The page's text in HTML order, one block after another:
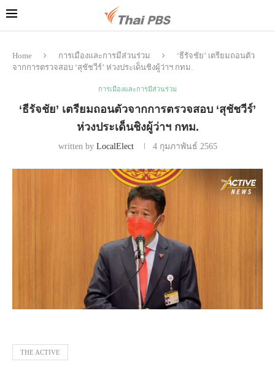
Home การเมืองและการมีส่วนร่วม
‘ธีรัจชัย’ เตรียมถอนตัว
จากการตรวจสอบ ‘สุชัชวีร์’ ห่วงประเด็นชิงผู้ว่าฯ กทม.
การเมืองและการมีส่วนร่วม
‘ธีรัจชัย’ เตรียมถอนตัวจากการตรวจสอบ ‘สุชัชวีร์’
ห่วงประเด็นชิงผู้ว่าฯ กทม.
written by LocalElect 4 กุมภาพันธ์ 2565
THE ACTIVE